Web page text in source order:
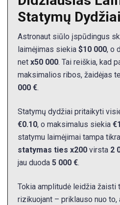
Grafika ir Garso Efektai
Privalumai ir Trūkumai
Santrauka
Dažniausiai Užduodami
Statymų Dydžiai
Astronaut siūlo įspūdingus
laimėjimas siekia $10 000, o
net x50 000. Tai reiškia, kad
maksimalios ribos, žaidėjas
000 €.
Statymų dydžiai pritaikyti
€0.10, o maksimalus siekia
statymu laimėjimai tampa
statymas ties x200 virsta 2
jau duoda 5 000 €.
Tokia amplitudė leidžia žaisti
rizikuojant – priklauso nuo to,